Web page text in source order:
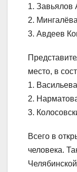
1. Завьялов
2.
3. Авдеев
место, в
1.
2.
3.
Всего в
человека.